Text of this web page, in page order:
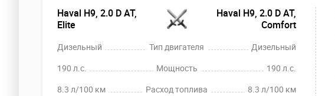
Haval H9, 2.0 D AT,
Elite
Haval H9, 2.0 D AT,
Comfort
Дизельный Тип двигателя
Дизельный
190 л.с.
Мощность
190 л.с.
8.3 л/100 км
Расход топлива
8.3 л/100 км